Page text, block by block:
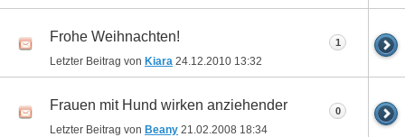
Frohe Weihnachten!
Letzter Beitrag von Kiara 24.12.2010 13:32
1
Frauen mit Hund wirken anziehender
Letzter Beitrag von Beany 21.02.2008 18:34
0